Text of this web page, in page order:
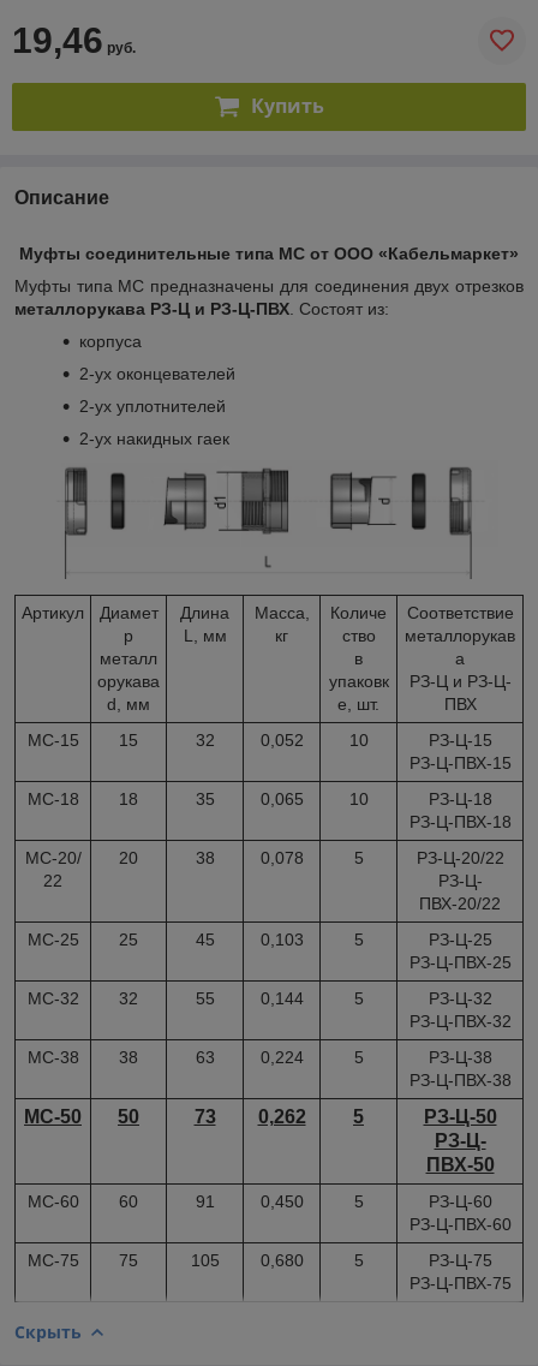
19,46 руб.
Купить
Описание
Муфты соединительные типа МС от ООО «Кабельмаркет»
Муфты типа МС предназначены для соединения двух отрезков
металлорукава РЗ-Ц и РЗ-Ц-ПВХ . Состоят из:
корпуса
2-ух оконцевателей
2-ух уплотнителей
2-ух накидных гаек
Артикул
Диамет
р
металл
орукава
d, мм
Длина
L, мм
Масса,
кг
Количе
ство
в
упаковк
е, шт.
Соответствие
металлорукав
а
РЗ-Ц и РЗ-Ц-
ПВХ
МС-15
15 32 0,052 10
РЗ-Ц-15
РЗ-Ц-ПВХ-15
МС-18
18 35 0,065 10
РЗ-Ц-18
РЗ-Ц-ПВХ-18
МС-20/
22
20 38 0,078 5
РЗ-Ц-20/22
РЗ-Ц-
ПВХ-20/22
МС-25
25 45 0,103 5
РЗ-Ц-25
РЗ-Ц-ПВХ-25
МС-32
32 55 0,144 5
РЗ-Ц-32
РЗ-Ц-ПВХ-32
МС-38
38 63 0,224 5
РЗ-Ц-38
РЗ-Ц-ПВХ-38
МС-50 50 73 0,262 5
РЗ-Ц-50
РЗ-Ц-
ПВХ-50
МС-60 60 91 0,450 5
РЗ-Ц-60
РЗ-Ц-ПВХ-60
МС-75
75 105 0,680 5
РЗ-Ц-75
РЗ-Ц-ПВХ-75
Скрыть